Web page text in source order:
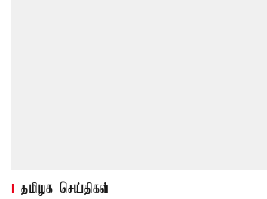
தமிழக செய்திகள்